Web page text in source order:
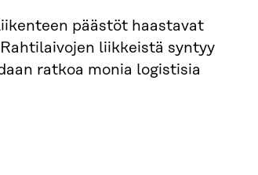
päästöt haastavat
liikkeistä syntyy
ratkoa monia logistisia